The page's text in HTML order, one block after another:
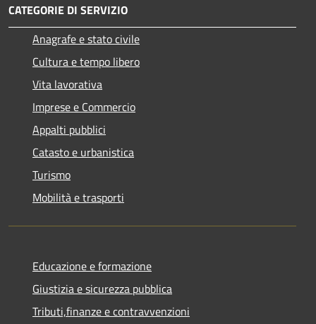
CATEGORIE DI SERVIZIO
Anagrafe e stato civile
Cultura e tempo libero
Vita lavorativa
Imprese e Commercio
Appalti pubblici
Catasto e urbanistica
Turismo
Mobilità e trasporti
Educazione e formazione
Giustizia e sicurezza pubblica
Tributi,finanze e contravvenzioni